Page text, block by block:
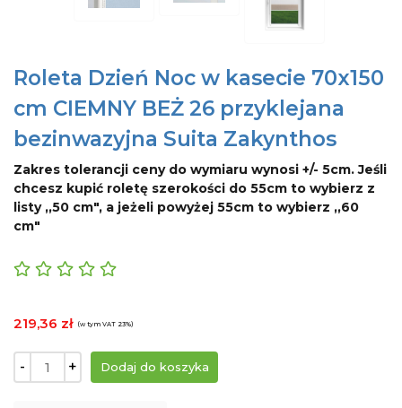
Roleta Dzień Noc w kasecie 70x150
cm CIEMNY BEŻ 26 przyklejana
bezinwazyjna Suita Zakynthos
Zakres tolerancji ceny do wymiaru wynosi +/- 5cm. Jeśli
chcesz kupić roletę szerokości do 55cm to wybierz z
listy ,,50 cm", a jeżeli powyżej 55cm to wybierz ,,60
cm"
219,36 zł (w tym VAT 23%)
- +